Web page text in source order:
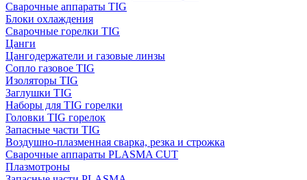
Сварочные аппараты TIG
Блоки охлаждения
Сварочные горелки TIG
Цанги
Цангодержатели и газовые линзы
Сопло газовое TIG
Изоляторы TIG
Заглушки TIG
Наборы для TIG горелки
Головки TIG горелок
Запасные части TIG
Воздушно-плазменная сварка, резка и строжка
Сварочные аппараты PLASMA CUT
Плазмотроны